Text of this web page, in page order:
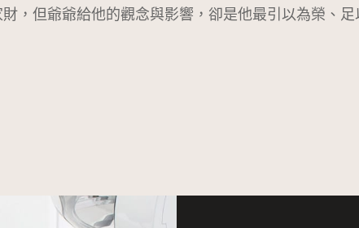
，但爺爺給他的觀念與影響，卻是他最引以為榮、